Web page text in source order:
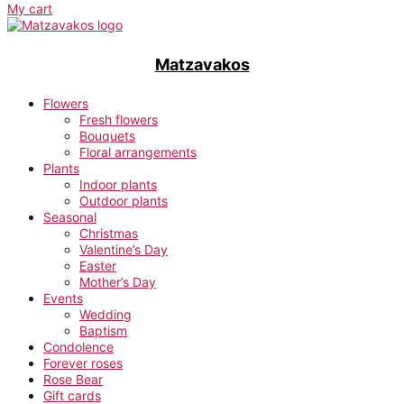
My cart
Matzavakos
Flowers
Fresh flowers
Bouquets
Floral arrangements
Plants
Indoor plants
Outdoor plants
Seasonal
Christmas
Valentine’s Day
Easter
Mother’s Day
Events
Wedding
Baptism
Condolence
Forever roses
Rose Bear
Gift cards